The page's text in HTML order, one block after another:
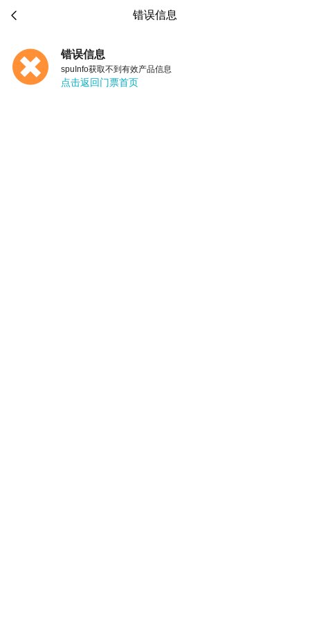
 错误信息
错误信息
spuInfo获取不到有效产品信息
点击返回门票首页